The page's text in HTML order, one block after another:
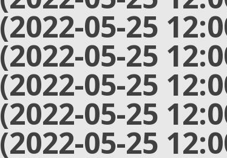
(2022-05-25
(2022-05-25
(2022-05-25
(2022-05-25
(2022-05-25